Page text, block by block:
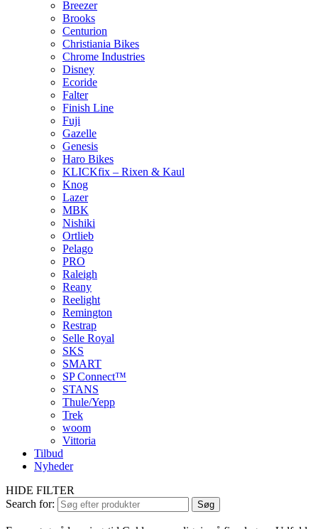
Breezer
Brooks
Centurion
Christiania Bikes
Chrome Industries
Disney
Ecoride
Falter
Finish Line
Fuji
Gazelle
Genesis
Haro Bikes
KLICKfix – Rixen & Kaul
Knog
Lazer
MBK
Nishiki
Ortlieb
Pelago
PRO
Raleigh
Reany
Reelight
Remington
Restrap
Selle Royal
SKS
SMART
SP Connect™
STANS
Thule/Yepp
Trek
woom
Vittoria
Tilbud
Nyheder
HIDE FILTER
Search for:
Søg